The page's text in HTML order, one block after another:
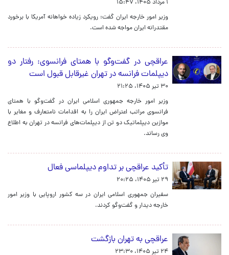
۱ مرداد ۱۴۰۵، ۱۵:۴۷
وزیر امور خارجه ایران گفت: رویکرد زیاده خواهانه آمریکا با برخورد
مقتدرانه ایران مواجه شده است.
عراقچی در گفت‌وگو با همتای فرانسوی: رفتار دو
دیپلمات فرانسه در تهران غیرقابل قبول است
۳۰ تیر ۱۴۰۵، ۲۱:۲۵
وزیر امور خارجه جمهوری اسلامی ایران در گفت‌وگو با همتای
فرانسوی مراتب اعتراض ایران را به اقدامات نامتعارف و مغایر با
موازین دیپلماتیک دو تن از دیپلمات‌های فرانسه در تهران به اطلاع
وی رساند.
تأکید عراقچی بر تداوم دیپلماسی فعال
۲۹ تیر ۱۴۰۵، ۲۰:۲۵
سفیران جمهوری اسلامی ایران در سه کشور اروپایی با وزیر امور
خارجه دیدار و گفت‌وگو کردند.
عراقچی به تهران بازگشت
۲۴ تیر ۱۴۰۵، ۲۳:۳۰